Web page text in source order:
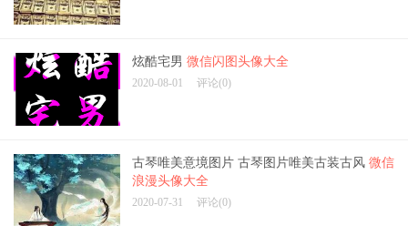
炫酷宅男 微信闪图头像大全
2020-08-01 评论(0)
古琴唯美意境图片 古琴图片唯美古装古风 微信
浪漫头像大全
2020-07-31 评论(0)